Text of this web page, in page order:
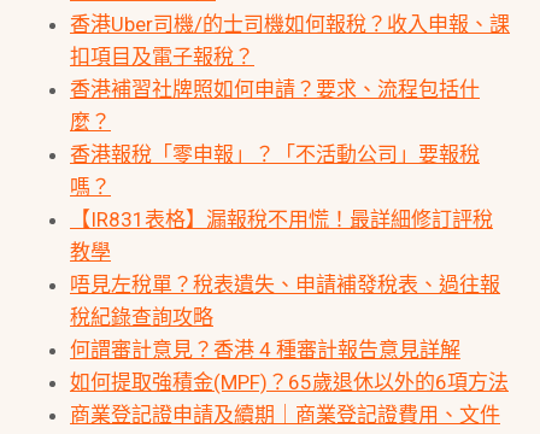
香港Uber司機/的士司機如何報稅？收入申報、課
扣項目及電子報稅？
香港補習社牌照如何申請？要求、流程包括什
麼？
香港報稅「零申報」？「不活動公司」要報稅
嗎？
【IR831表格】漏報稅不用慌！最詳細修訂評稅
教學
唔見左稅單？稅表遺失、申請補發稅表、過往報
稅紀錄查詢攻略
何謂審計意見？香港 4 種審計報告意見詳解
如何提取強積金(MPF)？65歲退休以外的6項方法
商業登記證申請及續期｜商業登記證費用、文件